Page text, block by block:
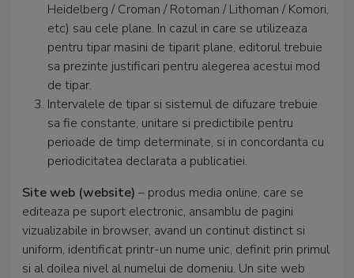
Heidelberg / Croman / Rotoman / Lithoman / Komori,
etc) sau cele plane. In cazul in care se utilizeaza
pentru tipar masini de tiparit plane, editorul trebuie
sa prezinte justificari pentru alegerea acestui mod
de tipar.
Intervalele de tipar si sistemul de difuzare trebuie
sa fie constante, unitare si predictibile pentru
perioade de timp determinate, si in concordanta cu
periodicitatea declarata a publicatiei.
Site web (website) – produs media online, care se
editeaza pe suport electronic, ansamblu de pagini
vizualizabile in browser, avand un continut distinct si
uniform, identificat printr-un nume unic, definit prin primul
si al doilea nivel al numelui de domeniu. Un site web